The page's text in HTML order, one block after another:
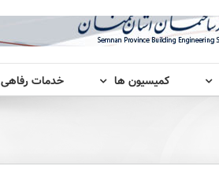
کمیسیون ها خدمات رفاهی